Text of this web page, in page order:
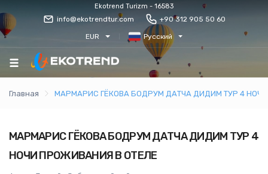
Ekotrend Turizm - 16583
info@ekotrendtur.com +90 312 905 50 60
EUR Русский
Главная МАРМАРИС ГЁКОВА БОДРУМ ДАТЧА ДИДИМ ТУР 4
МАРМАРИС ГЁКОВА БОДРУМ ДАТЧА ДИДИМ ТУР 4
НОЧИ ПРОЖИВАНИЯ В ОТЕЛЕ